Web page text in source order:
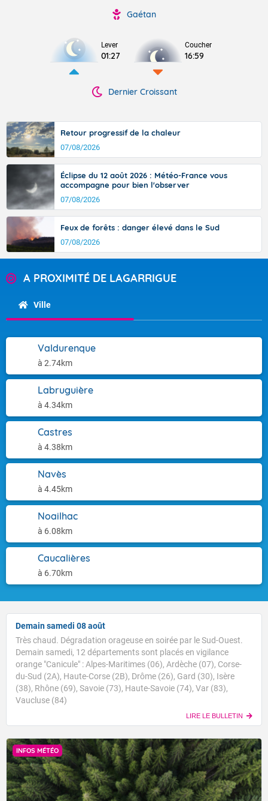
Gaétan
Lever
01:27
Coucher
16:59
Dernier Croissant
Retour progressif de la chaleur
07/08/2026
Éclipse du 12 août 2026 : Météo-France vous
accompagne pour bien l'observer
07/08/2026
Feux de forêts : danger élevé dans le Sud
07/08/2026
A PROXIMITÉ DE LAGARRIGUE
Ville
Valdurenque
à 2.74km
Labruguière
à 4.34km
Castres
à 4.38km
Navès
à 4.45km
Noailhac
à 6.08km
Caucalières
à 6.70km
Demain samedi 08 août
Très chaud. Dégradation orageuse en soirée par le Sud-Ouest.
Demain samedi, 12 départements sont placés en vigilance
orange "Canicule" : Alpes-Maritimes (06), Ardèche (07), Corse-
du-Sud (2A), Haute-Corse (2B), Drôme (26), Gard (30), Isère
(38), Rhône (69), Savoie (73), Haute-Savoie (74), Var (83),
Vaucluse (84)
LIRE LE BULLETIN
INFOS MÉTÉO